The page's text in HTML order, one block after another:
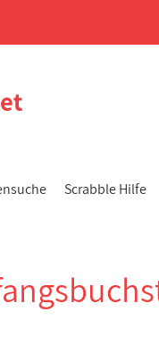
Scrabble Hilfe